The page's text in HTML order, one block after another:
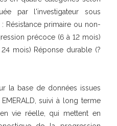
par l'investigateur sous
Résistance primaire ou non-
précoce (6 à 12 mois)
mois) Réponse durable (?
la base de données issues
suivi à long terme
vie réelle, qui mettent en